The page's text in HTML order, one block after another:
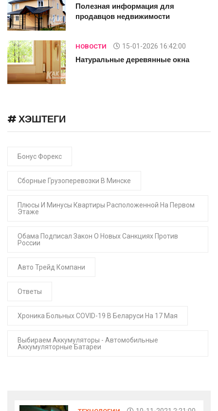
Полезная информация для
продавцов недвижимости
НОВОСТИ 15-01-2026 16:42:00
Натуральные деревянные окна
# ХЭШТЕГИ
Бонус Форекс
Сборные Грузоперевозки В Минске
Плюсы И Минусы Квартиры Расположенной На Первом
Этаже
Обама Подписал Закон О Новых Санкциях Против
России
Авто Трейд Компани
Ответы
Хроника Больных COVID-19 В Беларуси На 17 Мая
Выбираем Аккумуляторы - Автомобильные
Аккумуляторные Батареи